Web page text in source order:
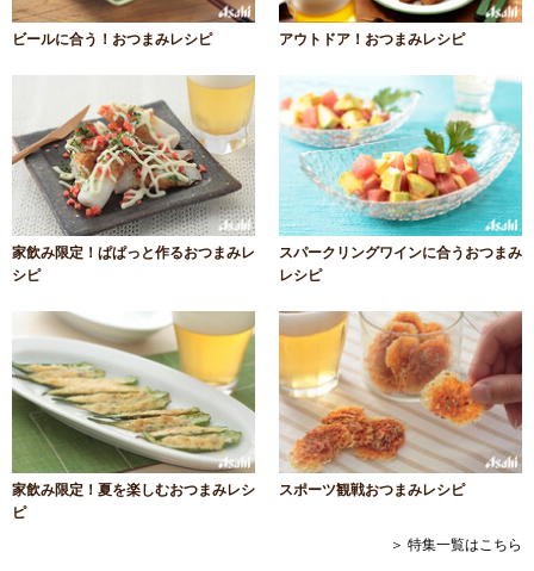
ビールに合う！おつまみレシピ アウトドア！おつまみレシピ
家飲み限定！ぱぱっと作るおつまみレ
シピ
スパークリングワインに合うおつまみ
レシピ
家飲み限定！夏を楽しむおつまみレシ
ピ
スポーツ観戦おつまみレシピ
＞ 特集一覧はこちら